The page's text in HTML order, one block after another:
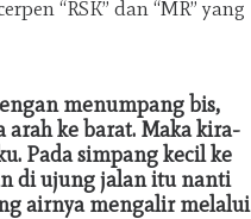
“RSK” dan “MR” yang
menumpang bis,
arah ke barat. Maka kira-
Pada simpang kecil ke
di ujung jalan itu nanti
airnya mengalir melalui